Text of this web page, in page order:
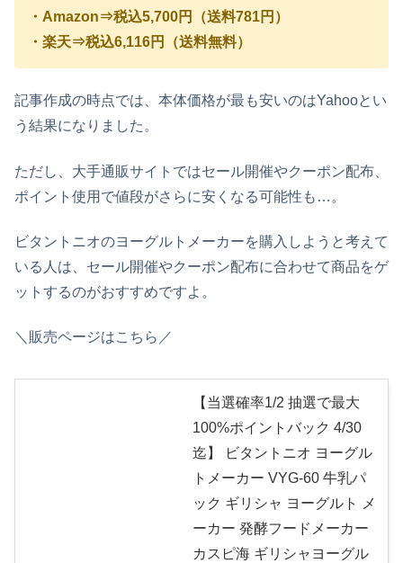
・Amazon⇒税込5,700円（送料781円）
・楽天⇒税込6,116円（送料無料）
記事作成の時点では、本体価格が最も安いのはYahooとい
う結果になりました。
ただし、大手通販サイトではセール開催やクーポン配布、
ポイント使用で値段がさらに安くなる可能性も…。
ビタントニオのヨーグルトメーカーを購入しようと考えて
いる人は、セール開催やクーポン配布に合わせて商品をゲ
ットするのがおすすめですよ。
＼販売ページはこちら／
【当選確率1/2 抽選で最大
100%ポイントバック 4/30
迄】 ビタントニオ ヨーグル
トメーカー VYG-60 牛乳パ
ック ギリシャ ヨーグルト メ
ーカー 発酵フードメーカー
カスピ海 ギリシャヨーグル